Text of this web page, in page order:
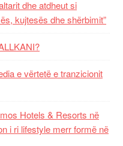
dhe atdheut si
kujtesës dhe shërbimit”
e vërtetë e tranzicionit
Hotels & Resorts në
i ri lifestyle merr formë në